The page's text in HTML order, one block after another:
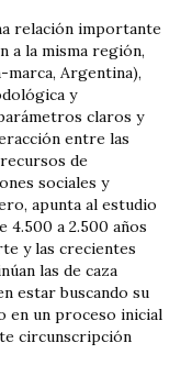
relación importante
a la misma región,
marca, Argentina),
y
claros y
entre las
de
sociales y
apunta al estudio
4.500 a 2.500 años
y las crecientes
las de caza
estar buscando su
en un proceso inicial
circunscripción